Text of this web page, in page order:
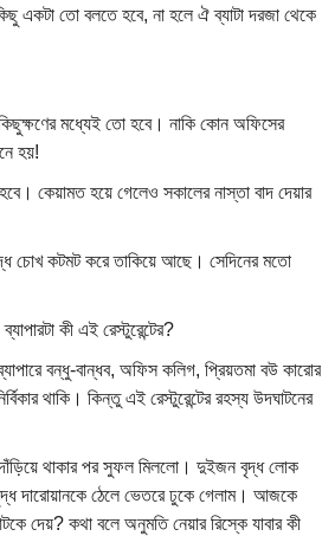
একটা তো বলতে হবে, না হলে ঐ ব্যাটা দরজা থেকে
মধ্যেই তো হবে। নাকি কোন অফিসের
হয়!
কেয়ামত হয়ে গেলেও সকালের নাস্তা বাদ দেয়ার
চোখ কটমট করে তাকিয়ে আছে। সেদিনের মতো
কী এই রেস্টুরেন্টের?
বন্ধু-বান্ধব, অফিস কলিগ, প্রিয়তমা বউ কারোর
থাকি। কিন্তু এই রেস্টুরেন্টের রহস্য উদঘাটনের
দাঁড়িয়ে থাকার পর সুফল মিললো। দুইজন বৃদ্ধ লোক
দারোয়ানকে ঠেলে ভেতরে ঢুকে গেলাম। আজকে
দেয়? কথা বলে অনুমতি নেয়ার রিস্কে যাবার কী